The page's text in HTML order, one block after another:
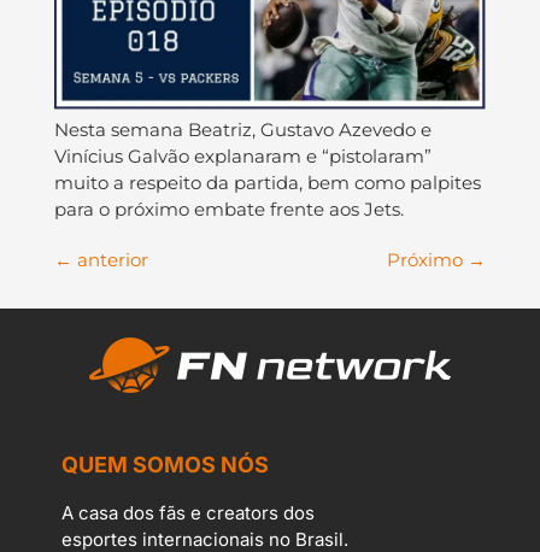
Nesta semana Beatriz, Gustavo Azevedo e
Vinícius Galvão explanaram e “pistolaram”
muito a respeito da partida, bem como palpites
para o próximo embate frente aos Jets.
← anterior Próximo →
QUEM SOMOS NÓS
A casa dos fãs e creators dos
esportes internacionais no Brasil.